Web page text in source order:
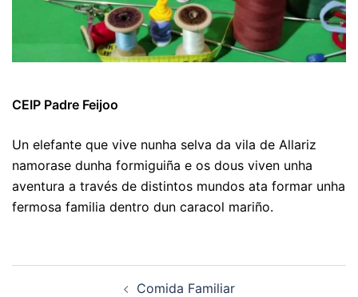
CEIP Padre Feijoo
Un elefante que vive nunha selva da vila de Allariz
namorase dunha formiguiña e os dous viven unha
aventura a través de distintos mundos ata formar unha
fermosa familia dentro dun caracol mariño.
Comida Familiar